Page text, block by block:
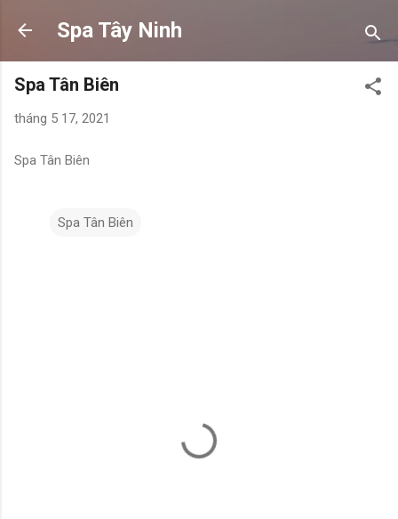
Chuyển đến nội dung chính
Spa Tây Ninh
Spa Tân Biên
tháng 5 17, 2021
Spa Tân Biên
Spa Tân Biên